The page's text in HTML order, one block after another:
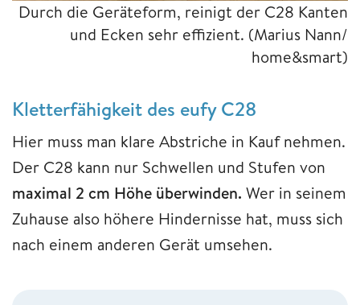
Durch die Geräteform, reinigt der C28 Kanten
und Ecken sehr effizient. (Marius Nann/
home&smart)
Kletterfähigkeit des eufy C28
Hier muss man klare Abstriche in Kauf nehmen.
Der C28 kann nur Schwellen und Stufen von
maximal 2 cm Höhe überwinden. Wer in seinem
Zuhause also höhere Hindernisse hat, muss sich
nach einem anderen Gerät umsehen.